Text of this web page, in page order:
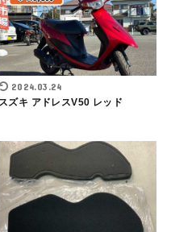
2024.03.24
スズキ アドレスV50 レッド